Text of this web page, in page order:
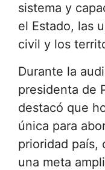
sistema y
el Estado, las
civil y los
Durante la
presidenta de
destacó que
única para
prioridad país,
una meta